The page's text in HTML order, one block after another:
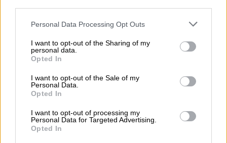
Please note that this website/app uses one or more Google
not limited to your visit or usage behaviour. You may click to
grant or deny consent to Google and its third-party tags to
use your data for below specified purposes in below Google
consent section.
Personal Data Processing Opt Outs
I want to opt-out of the Sharing of my
personal data.
Opted In
I want to opt-out of the Sale of my
Personal Data.
Opted In
I want to opt-out of processing my
Personal Data for Targeted Advertising.
Opted In
τους καινούργιους παίκτες στο σύνολο και
να γίνουν ένα γκρουπ μαζί με τους παλιούς.
Αυτό που πρέπει να κάνουμε είναι να έχουμε
θέληση για να παλέψουμε, για να τρέξουμε,
να κάνουμε άμυνα, να πρεσάρουμε, να
επιτεθούμε. Όλα αυτά σαν μια ομάδα, σαν ένα
σύνολο.
Το δείξαμε αυτό στην Τρίπολη αλλά τώρα
πρέπει να το δείξουμε και στο ματς αυτό με